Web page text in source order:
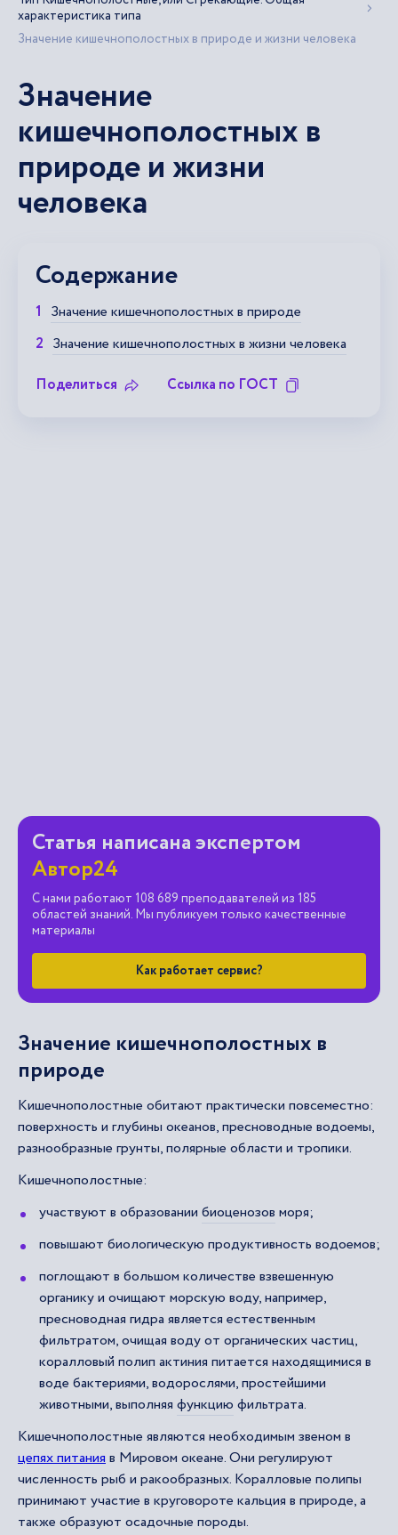
характеристика типа
Значение кишечнополостных в природе и жизни человека
Значение
кишечнополостных в
природе и жизни
человека
Содержание
Значение кишечнополостных в природе
Значение кишечнополостных в жизни человека
Поделиться
Ссылка по ГОСТ
Статья написана экспертом
Автор24
С нами работают 108 689 преподавателей из 185
областей знаний. Мы публикуем только качественные
материалы
Как работает сервис?
Значение кишечнополостных в
природе
Кишечнополостные обитают практически повсеместно:
поверхность и глубины океанов, пресноводные водоемы,
разнообразные грунты, полярные области и тропики.
Кишечнополостные:
участвуют в образовании биоценозов моря;
повышают биологическую продуктивность водоемов;
поглощают в большом количестве взвешенную
органику и очищают морскую воду, например,
пресноводная гидра является естественным
фильтратом, очищая воду от органических частиц,
коралловый полип актиния питается находящимися в
воде бактериями, водорослями, простейшими
животными, выполняя функцию фильтрата.
Кишечнополостные являются необходимым звеном в
цепях питанияв Мировом океане. Они регулируют
численность рыб и ракообразных. Коралловые полипы
принимают участие в круговороте кальция в природе, а
также образуют осадочные породы.